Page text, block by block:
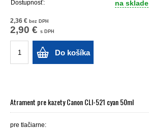
Dostupnosť: na sklade
2,36 € bez DPH
2,90 € s DPH
Do košíka
Atrament pre kazety Canon CLI-521 cyan 50ml
pre tlačiarne: